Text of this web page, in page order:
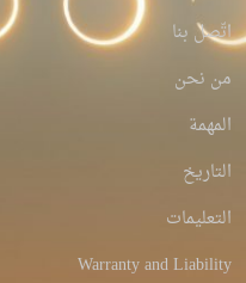
اتّصل بنا
من نحن
المهمة
التاريخ
التعليمات
Warranty and Liability